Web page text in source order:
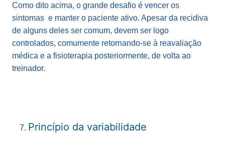
Como dito acima, o grande desafio é vencer os
sintomas e manter o paciente ativo. Apesar da recidiva
de alguns deles ser comum, devem ser logo
controlados, comumente retornando-se à reavaliação
médica e a fisioterapia posteriormente, de volta ao
treinador.
Princípio da variabilidade